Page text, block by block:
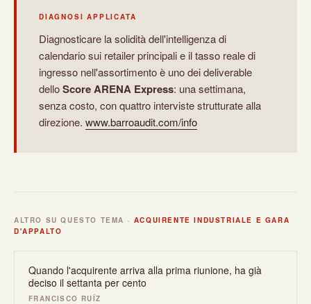
DIAGNOSI APPLICATA
Diagnosticare la solidità dell'intelligenza di
calendario sui retailer principali e il tasso reale di
ingresso nell'assortimento è uno dei deliverable
delloScore ARENA Express: una settimana,
senza costo, con quattro interviste strutturate alla
direzione. www.barroaudit.com/info
ALTRO SU QUESTO TEMA · ACQUIRENTE INDUSTRIALE E GARA
D'APPALTO
Quando l'acquirente arriva alla prima riunione, ha già
deciso il settanta per cento
FRANCISCO RUÍZ